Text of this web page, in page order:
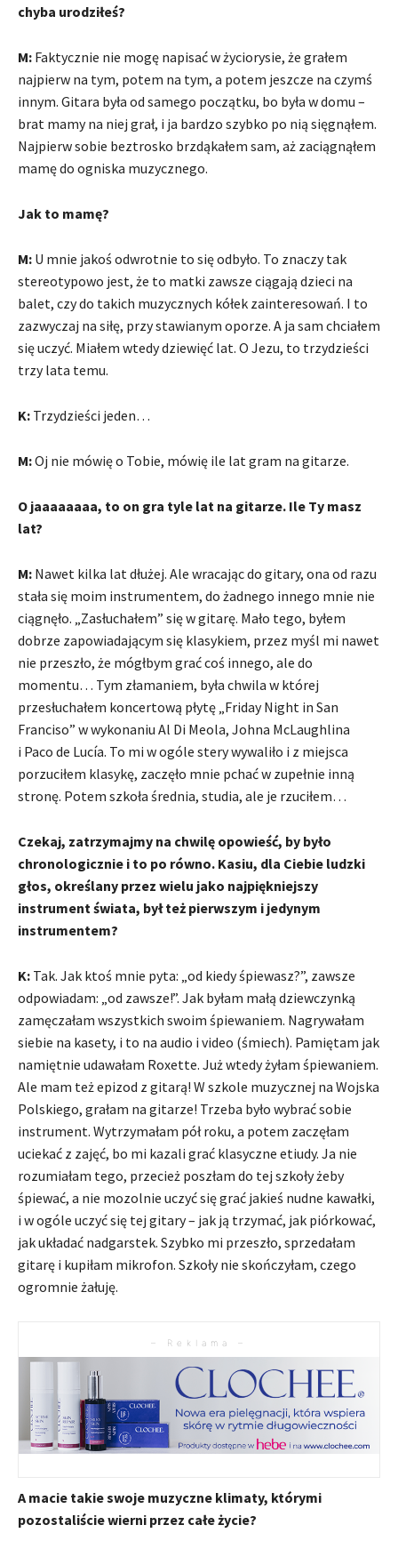
chyba urodziłeś?
M: Faktycznie nie mogę napisać w życiorysie, że grałem
najpierw na tym, potem na tym, a potem jeszcze na czymś
innym. Gitara była od samego początku, bo była w domu –
brat mamy na niej grał, i ja bardzo szybko po nią sięgnąłem.
Najpierw sobie beztrosko brzdąkałem sam, aż zaciągnąłem
mamę do ogniska muzycznego.
Jak to mamę?
M: U mnie jakoś odwrotnie to się odbyło. To znaczy tak
stereotypowo jest, że to matki zawsze ciągają dzieci na
balet, czy do takich muzycznych kółek zainteresowań. I to
zazwyczaj na siłę, przy stawianym oporze. A ja sam chciałem
się uczyć. Miałem wtedy dziewięć lat. O Jezu, to trzydzieści
trzy lata temu.
K: Trzydzieści jeden…
M:Oj nie mówię o Tobie, mówię ile lat gram na gitarze.
O jaaaaaaaa, to on gra tyle lat na gitarze. Ile Ty masz
lat?
M: Nawet kilka lat dłużej. Ale wracając do gitary, ona od razu
stała się moim instrumentem, do żadnego innego mnie nie
ciągnęło. „Zasłuchałem” się w gitarę. Mało tego, byłem
dobrze zapowiadającym się klasykiem, przez myśl mi nawet
nie przeszło, że mógłbym grać coś innego, ale do
momentu… Tym złamaniem, była chwila w której
przesłuchałem koncertową płytę „Friday Night in San
Franciso” w wykonaniu Al Di Meola, Johna McLaughlina
i Paco de Lucía. To mi w ogóle stery wywaliło i z miejsca
porzuciłem klasykę, zaczęło mnie pchać w zupełnie inną
stronę. Potem szkoła średnia, studia, ale je rzuciłem…
Czekaj, zatrzymajmy na chwilę opowieść, by było
chronologicznie i to po równo. Kasiu, dla Ciebie ludzki
głos, określany przez wielu jako najpiękniejszy
instrument świata, był też pierwszym i jedynym
instrumentem?
K: Tak. Jak ktoś mnie pyta: „od kiedy śpiewasz?”, zawsze
odpowiadam: „od zawsze!”. Jak byłam małą dziewczynką
zamęczałam wszystkich swoim śpiewaniem. Nagrywałam
siebie na kasety, i to na audio i video (śmiech). Pamiętam jak
namiętnie udawałam Roxette. Już wtedy żyłam śpiewaniem.
Ale mam też epizod z gitarą! W szkole muzycznej na Wojska
Polskiego, grałam na gitarze! Trzeba było wybrać sobie
instrument. Wytrzymałam pół roku, a potem zaczęłam
uciekać z zajęć, bo mi kazali grać klasyczne etiudy. Ja nie
rozumiałam tego, przecież poszłam do tej szkoły żeby
śpiewać, a nie mozolnie uczyć się grać jakieś nudne kawałki,
i w ogóle uczyć się tej gitary – jak ją trzymać, jak piórkować,
jak układać nadgarstek. Szybko mi przeszło, sprzedałam
gitarę i kupiłam mikrofon. Szkoły nie skończyłam, czego
ogromnie żałuję.
– Reklama –
A macie takie swoje muzyczne klimaty, którymi
pozostaliście wierni przez całe życie?